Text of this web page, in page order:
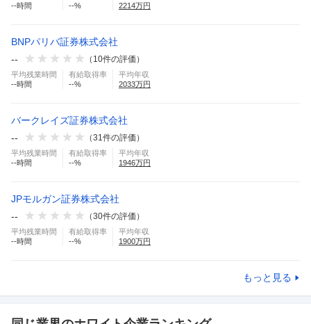
--時間
--%
2214万円
BNPパリバ証券株式会社
--
（ 10件の評価）
平均残業時間
--時間
有給取得率
--%
平均年収
2033万円
バークレイズ証券株式会社
--
（31 件の評価）
平均残業時間
--時間
有給取得率
--%
平均年収
1946万円
JPモルガン証券株式会社
--
（30件の評価）
平均残業時間
--時間
有給取得率
--%
平均年収
1900万円
もっと見る